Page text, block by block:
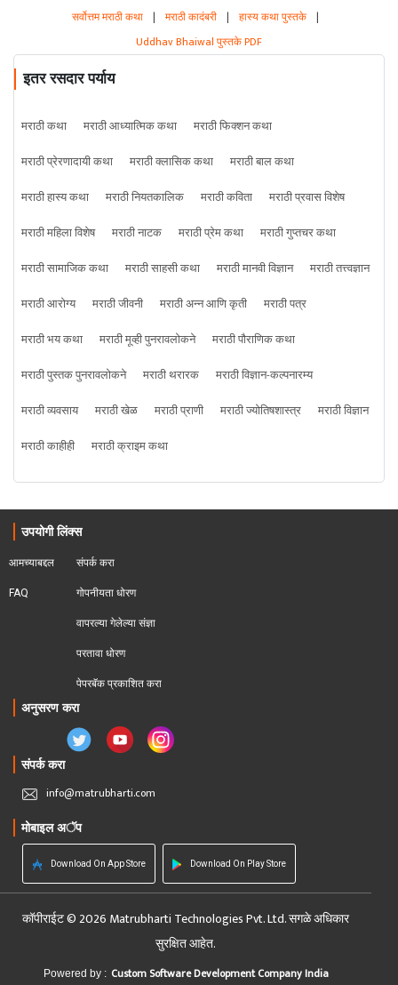
सर्वोत्तम मराठी कथा | मराठी कादंबरी | हास्य कथा पुस्तके |
Uddhav Bhaiwal पुस्तके PDF
इतर रसदार पर्याय
मराठी कथा मराठी आध्यात्मिक कथा
मराठी फिक्शन कथा
मराठी प्रेरणादायी कथा
मराठी क्लासिक कथा
मराठी बाल कथा
मराठी हास्य कथा
मराठी नियतकालिक मराठी कविता
मराठी प्रवास विशेष
मराठी महिला विशेष
मराठी नाटक मराठी प्रेम कथा
मराठी गुप्तचर कथा
मराठी सामाजिक कथा
मराठी साहसी कथा मराठी मानवी विज्ञान
मराठी तत्त्वज्ञान
मराठी आरोग्य
मराठी जीवनी मराठी अन्न आणि कृती
मराठी पत्र
मराठी भय कथा
मराठी मूव्ही पुनरावलोकने
मराठी पौराणिक कथा
मराठी पुस्तक पुनरावलोकने
मराठी थरारक
मराठी विज्ञान-कल्पनारम्य
मराठी व्यवसाय
मराठी खेळ मराठी प्राणी मराठी ज्योतिषशास्त्र
मराठी विज्ञान
मराठी काहीही
मराठी क्राइम कथा
उपयोगी लिंक्स
आमच्याबद्दल
FAQ
संपर्क करा
गोपनीयता धोरण
वापरल्या गेलेल्या संज्ञा
परतावा धोरण
पेपरबॅक प्रकाशित करा
अनुसरण करा
संपर्क करा
info@matrubharti.com
मोबाइल अॅप
Download On App Store Download On Play Store
कॉपीराईट © 2026 Matrubharti Technologies Pvt. Ltd. सगळे अधिकार
सुरक्षित आहेत.
Powered by : Custom Software Development Company India